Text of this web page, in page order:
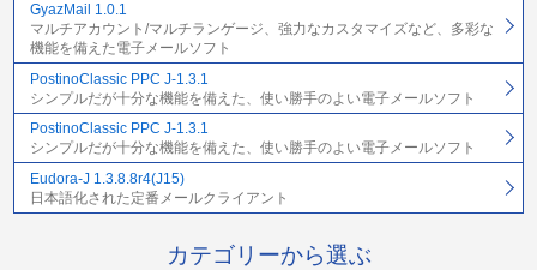
GyazMail 1.0.1
マルチアカウント/マルチランゲージ、強力なカスタマイズなど、多彩な
機能を備えた電子メールソフト
PostinoClassic PPC J-1.3.1
シンプルだが十分な機能を備えた、使い勝手のよい電子メールソフト
PostinoClassic PPC J-1.3.1
シンプルだが十分な機能を備えた、使い勝手のよい電子メールソフト
Eudora-J 1.3.8.8r4(J15)
日本語化された定番メールクライアント
カテゴリーから選ぶ